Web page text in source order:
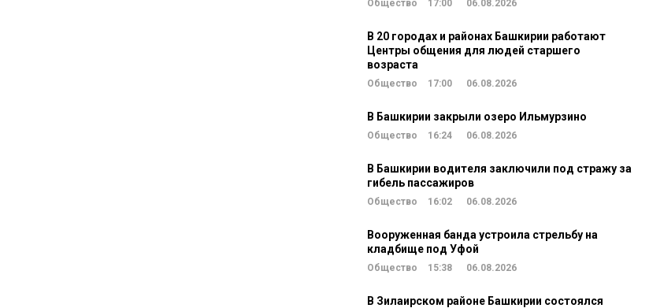
Общество 17:00 06.08.2026
В 20 городах и районах Башкирии работают
Центры общения для людей старшего
возраста
Общество 17:00 06.08.2026
В Башкирии закрыли озеро Ильмурзино
Общество 16:24 06.08.2026
В Башкирии водителя заключили под стражу за
гибель пассажиров
Общество 16:02 06.08.2026
Вооруженная банда устроила стрельбу на
кладбище под Уфой
Общество 15:38 06.08.2026
В Зилаирском районе Башкирии состоялся